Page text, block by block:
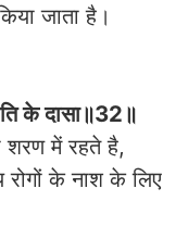
जाता है।
के दासा॥32॥
शरण में रहते है,
के नाश के लिए